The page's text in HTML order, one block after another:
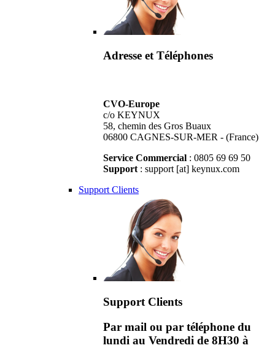
Adresse et Téléphones
CVO-Europe
c/o KEYNUX
58, chemin des Gros Buaux
06800 CAGNES-SUR-MER - (France)
Service Commercial : 0805 69 69 50
Support : support [at] keynux.com
Support Clients
Support Clients
Par mail ou par téléphone du
lundi au Vendredi de 8H30 à